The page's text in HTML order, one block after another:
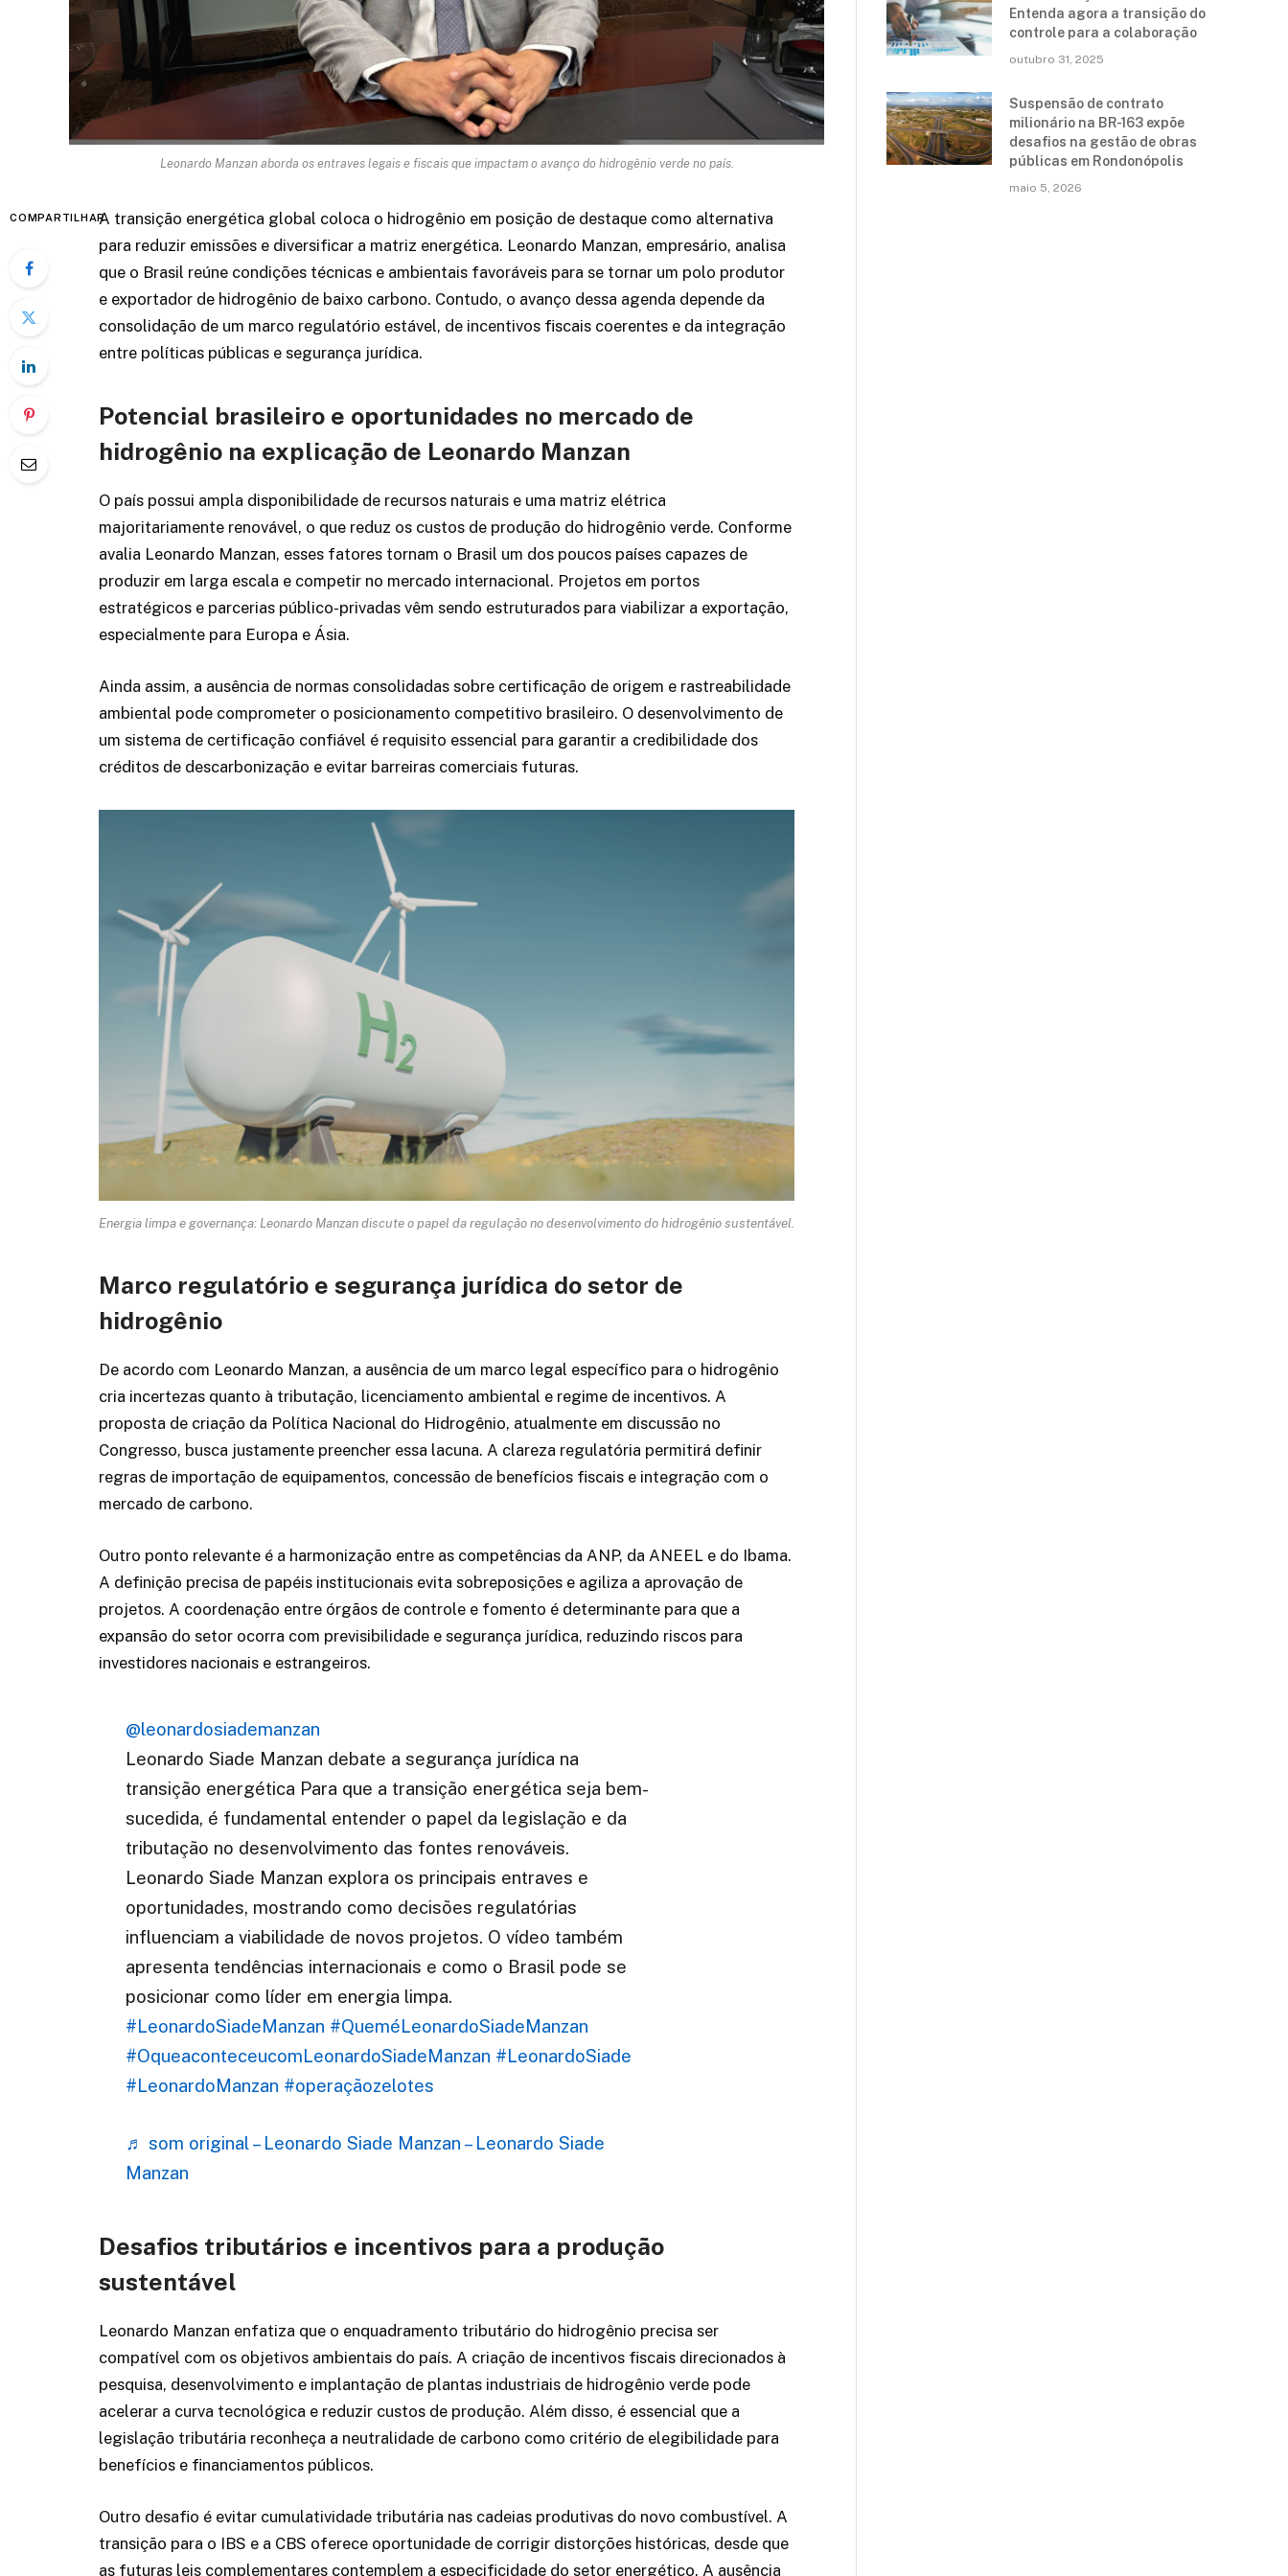
Leonardo Manzan aborda os entraves legais e fiscais que impactam o avanço do hidrogênio verde no país.
COMPARTILHARA transição energética global coloca o hidrogênio em posição de destaque como alternativa
para reduzir emissões e diversificar a matriz energética. Leonardo Manzan, empresário, analisa
que o Brasil reúne condições técnicas e ambientais favoráveis para se tornar um polo produtor
e exportador de hidrogênio de baixo carbono. Contudo, o avanço dessa agenda depende da
consolidação de um marco regulatório estável, de incentivos fiscais coerentes e da integração
entre políticas públicas e segurança jurídica.
Potencial brasileiro e oportunidades no mercado de
hidrogênio na explicação de Leonardo Manzan
O país possui ampla disponibilidade de recursos naturais e uma matriz elétrica
majoritariamente renovável, o que reduz os custos de produção do hidrogênio verde. Conforme
avalia Leonardo Manzan, esses fatores tornam o Brasil um dos poucos países capazes de
produzir em larga escala e competir no mercado internacional. Projetos em portos
estratégicos e parcerias público-privadas vêm sendo estruturados para viabilizar a exportação,
especialmente para Europa e Ásia.
Ainda assim, a ausência de normas consolidadas sobre certificação de origem e rastreabilidade
ambiental pode comprometer o posicionamento competitivo brasileiro. O desenvolvimento de
um sistema de certificação confiável é requisito essencial para garantir a credibilidade dos
créditos de descarbonização e evitar barreiras comerciais futuras.
Energia limpa e governança: Leonardo Manzan discute o papel da regulação no desenvolvimento do hidrogênio sustentável.
Marco regulatório e segurança jurídica do setor de
hidrogênio
De acordo com Leonardo Manzan, a ausência de um marco legal específico para o hidrogênio
cria incertezas quanto à tributação, licenciamento ambiental e regime de incentivos. A
proposta de criação da Política Nacional do Hidrogênio, atualmente em discussão no
Congresso, busca justamente preencher essa lacuna. A clareza regulatória permitirá definir
regras de importação de equipamentos, concessão de benefícios fiscais e integração com o
mercado de carbono.
Outro ponto relevante é a harmonização entre as competências da ANP, da ANEEL e do Ibama.
A definição precisa de papéis institucionais evita sobreposições e agiliza a aprovação de
projetos. A coordenação entre órgãos de controle e fomento é determinante para que a
expansão do setor ocorra com previsibilidade e segurança jurídica, reduzindo riscos para
investidores nacionais e estrangeiros.
@leonardosiademanzan
Leonardo Siade Manzan debate a segurança jurídica na
transição energética Para que a transição energética seja bem-
sucedida, é fundamental entender o papel da legislação e da
tributação no desenvolvimento das fontes renováveis.
Leonardo Siade Manzan explora os principais entraves e
oportunidades, mostrando como decisões regulatórias
influenciam a viabilidade de novos projetos. O vídeo também
apresenta tendências internacionais e como o Brasil pode se
posicionar como líder em energia limpa.
#LeonardoSiadeManzan #QueméLeonardoSiadeManzan
#OqueaconteceucomLeonardoSiadeManzan #LeonardoSiade
#LeonardoManzan #operaçãozelotes
♬ som original – Leonardo Siade Manzan – Leonardo Siade
Manzan
Desafios tributários e incentivos para a produção
sustentável
Leonardo Manzan enfatiza que o enquadramento tributário do hidrogênio precisa ser
compatível com os objetivos ambientais do país. A criação de incentivos fiscais direcionados à
pesquisa, desenvolvimento e implantação de plantas industriais de hidrogênio verde pode
acelerar a curva tecnológica e reduzir custos de produção. Além disso, é essencial que a
legislação tributária reconheça a neutralidade de carbono como critério de elegibilidade para
benefícios e financiamentos públicos.
Outro desafio é evitar cumulatividade tributária nas cadeias produtivas do novo combustível. A
transição para o IBS e a CBS oferece oportunidade de corrigir distorções históricas, desde que
as futuras leis complementares contemplem a especificidade do setor energético. A ausência
Entenda agora a transição do
controle para a colaboração
outubro 31, 2025
Suspensão de contrato
milionário na BR-163 expõe
desafios na gestão de obras
públicas em Rondonópolis
maio 5, 2026